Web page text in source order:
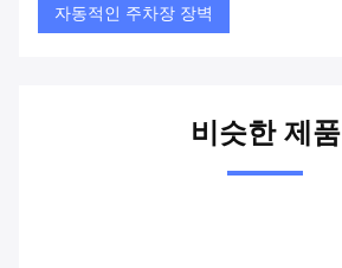
자동적인 주차장 장벽
비슷한 제품